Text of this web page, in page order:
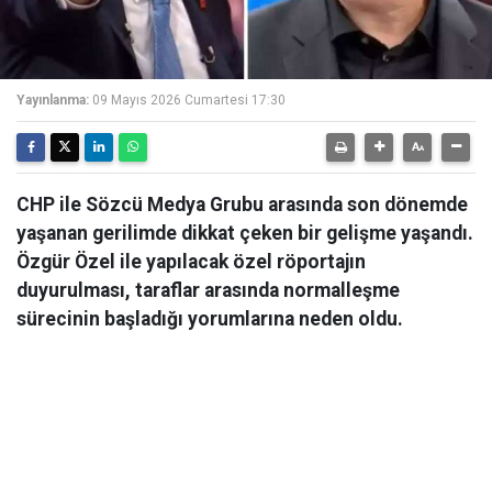
Yayınlanma: 09 Mayıs 2026 Cumartesi 17:30
CHP ile Sözcü Medya Grubu arasında son dönemde
yaşanan gerilimde dikkat çeken bir gelişme yaşandı.
Özgür Özel ile yapılacak özel röportajın
duyurulması, taraflar arasında normalleşme
sürecinin başladığı yorumlarına neden oldu.